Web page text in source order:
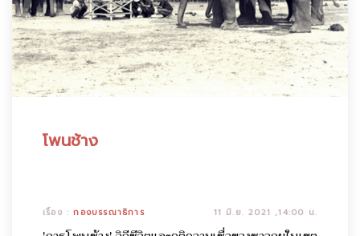
โพนช้าง
เรื่อง :กองบรรณาธิการ 11 มิ.ย. 2021 ,14:00 น.